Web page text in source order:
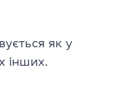
як у
інших.